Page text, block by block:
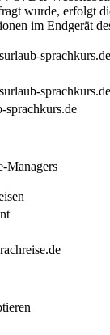
wurde, erfolgt
im Endgerät
Managers